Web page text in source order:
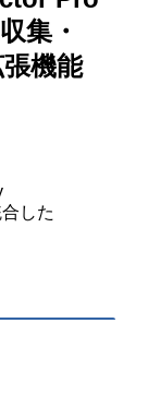
集・
機能